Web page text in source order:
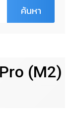
ค้นหา
(M2)